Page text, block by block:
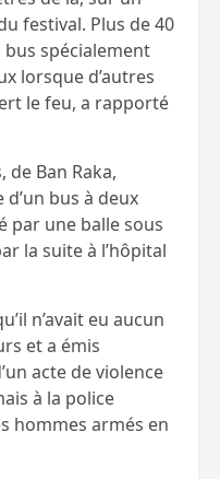
festival. Plus de 40
spécialement
lorsque d’autres
le feu, a rapporté
de Ban Raka,
bus à deux
par une balle sous
la suite à l’hôpital
n’avait eu aucun
et a émis
acte de violence
à la police
hommes armés en